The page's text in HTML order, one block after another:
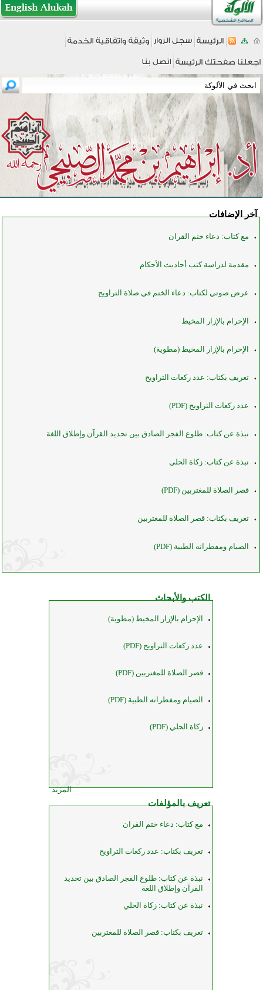
آخر الإضافات
مع كتاب: دعاء ختم القران
مقدمة لدراسة كتب أحاديث الأحكام
عرض صوتي لكتاب: دعاء الختم في صلاة التراويح
الإحرام بالإزار المخيط
الإحرام بالإزار المخيط (مطوية)
تعريف بكتاب: عدد ركعات التراويح
عدد ركعات التراويح (PDF)
نبذة عن كتاب: طلوع الفجر الصادق بين تحديد القرآن وإطلاق اللغة
نبذة عن كتاب: زكاة الحلي
قصر الصلاة للمغتربين (PDF)
تعريف بكتاب: قصر الصلاة للمغتربين
الصيام ومفطراته الطبية (PDF)
الكتب والأبحاث
الإحرام بالإزار المخيط (مطوية)
عدد ركعات التراويح (PDF)
قصر الصلاة للمغتربين (PDF)
الصيام ومفطراته الطبية (PDF)
زكاة الحلي (PDF)
المزيد
تعريف بالمؤلفات
مع كتاب: دعاء ختم القران
تعريف بكتاب: عدد ركعات التراويح
نبذة عن كتاب: طلوع الفجر الصادق بين تحديد
القرآن وإطلاق اللغة
نبذة عن كتاب: زكاة الحلي
تعريف بكتاب: قصر الصلاة للمغتربين